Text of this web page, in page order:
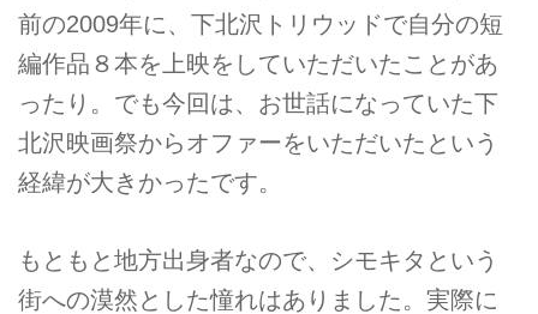
前の2009年に、下北沢トリウッドで自分の短
編作品８本を上映をしていただいたことがあ
ったり。でも今回は、お世話になっていた下
北沢映画祭からオファーをいただいたという
経緯が大きかったです。
もともと地方出身者なので、シモキタという
街への漠然とした憧れはありました。実際に